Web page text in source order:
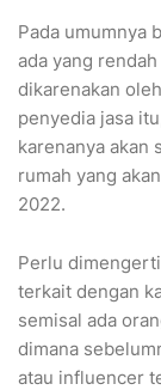
Pada umumnya
ada yang
dikarenakan
penyedia jasa
karenanya akan
rumah yang
2022.
Perlu
terkait dengan
semisal ada
dimana
atau influencer